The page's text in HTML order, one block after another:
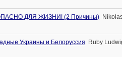
ОПАСНО ДЛЯ ЖИЗНИ! (2 Причины)
Украины и Белоруссия Ruby